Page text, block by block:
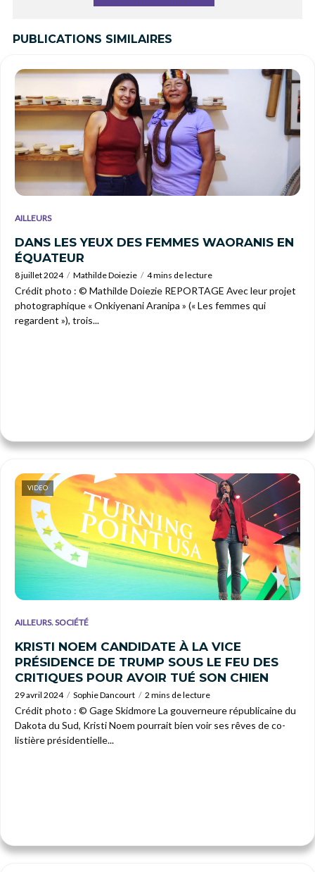
PUBLICATIONS SIMILAIRES
AILLEURS
DANS LES YEUX DES FEMMES WAORANIS EN
ÉQUATEUR
8 juillet 2024 Mathilde Doiezie 4 mins de lecture
Crédit photo : © Mathilde Doiezie REPORTAGE Avec leur projet
photographique « Onkiyenani Aranipa » (« Les femmes qui
regardent »), trois...
VIDEO
AILLEURS,SOCIÉTÉ
KRISTI NOEM CANDIDATE À LA VICE
PRÉSIDENCE DE TRUMP SOUS LE FEU DES
CRITIQUES POUR AVOIR TUÉ SON CHIEN
29 avril 2024 Sophie Dancourt 2 mins de lecture
Crédit photo : © Gage Skidmore La gouverneure républicaine du
Dakota du Sud, Kristi Noem pourrait bien voir ses rêves de co-
listière présidentielle...